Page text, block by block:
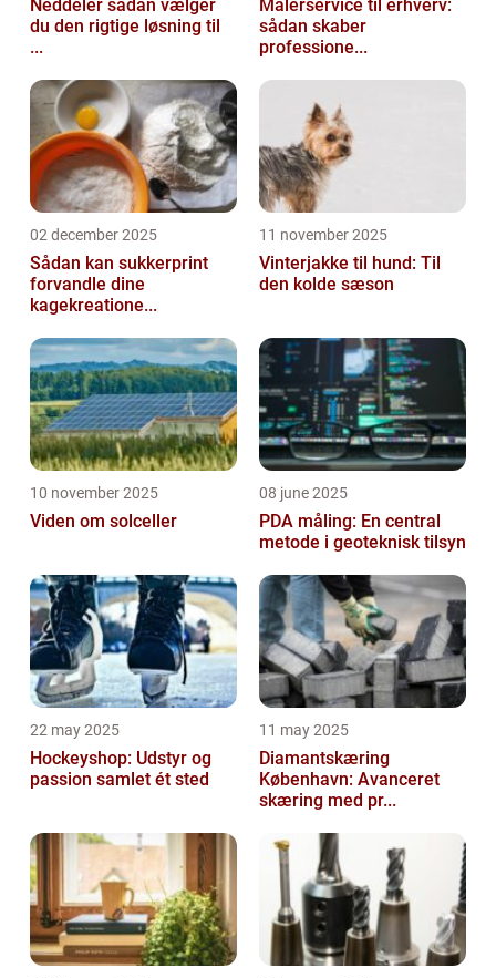
Neddeler sådan vælger
du den rigtige løsning til
...
Malerservice til erhverv:
sådan skaber
professione...
02 december 2025
Sådan kan sukkerprint
forvandle dine
kagekreatione...
11 november 2025
Vinterjakke til hund: Til
den kolde sæson
10 november 2025
Viden om solceller
08 june 2025
PDA måling: En central
metode i geoteknisk tilsyn
22 may 2025
Hockeyshop: Udstyr og
passion samlet ét sted
11 may 2025
Diamantskæring
København: Avanceret
skæring med pr...